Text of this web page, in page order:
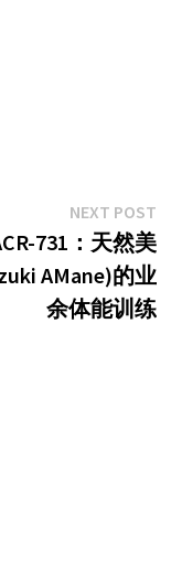
NEXT POST
731：天然美
AMane)的业
余体能训练